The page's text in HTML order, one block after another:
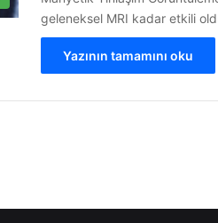
geleneksel MRI kadar etkili
Yazının tamamını oku